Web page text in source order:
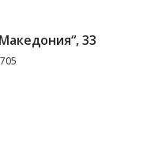
33